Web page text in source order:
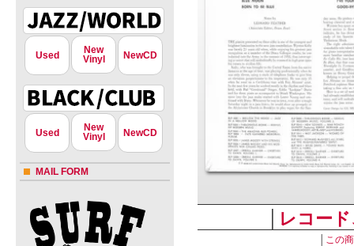
Used
New
Vinyl
NewCD
Used
New
Vinyl
NewCD
MAIL FORM
レコー
この